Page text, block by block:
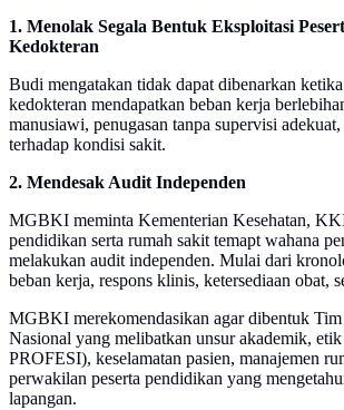
1. Menolak Segala Bentuk Eksploitasi
Kedokteran
Budi mengatakan tidak dapat dibenarkan
kedokteran mendapatkan beban kerja
manusiawi, penugasan tanpa supervisi
terhadap kondisi sakit.
2. Mendesak Audit Independen
MGBKI meminta Kementerian Kesehatan,
pendidikan serta rumah sakit temapt wahana
melakukan audit independen. Mulai dari
beban kerja, respons klinis, ketersediaan obat,
MGBKI merekomendasikan agar dibentuk
Nasional yang melibatkan unsur akademik,
PROFESI), keselamatan pasien, manajemen
perwakilan peserta pendidikan yang
lapangan.